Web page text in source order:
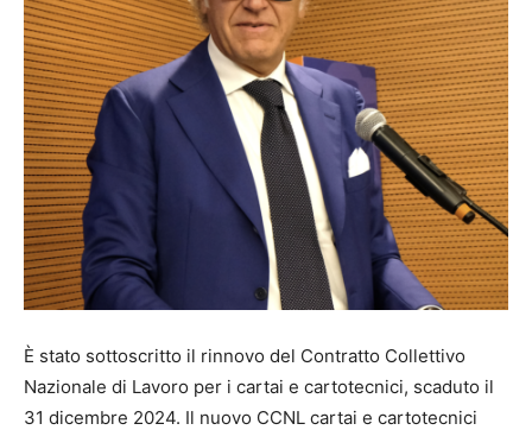
È stato sottoscritto il rinnovo del Contratto Collettivo
Nazionale di Lavoro per i cartai e cartotecnici, scaduto il
31 dicembre 2024. Il nuovo CCNL cartai e cartotecnici